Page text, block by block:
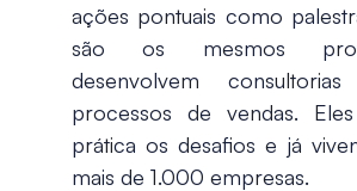
ações pontuais como
são os mesmos
desenvolvem
processos de vendas.
prática os desafios e já
mais de 1.000 empresas.